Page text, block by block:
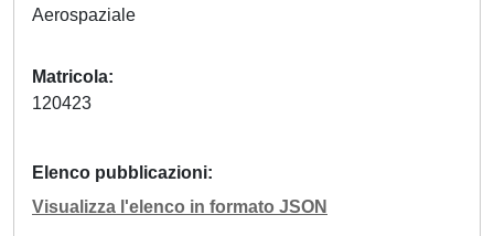
Aerospaziale
Matricola
120423
Elenco pubblicazioni
Visualizza l'elenco in formato JSON